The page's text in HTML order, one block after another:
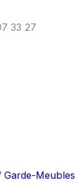
33 27
Meubles